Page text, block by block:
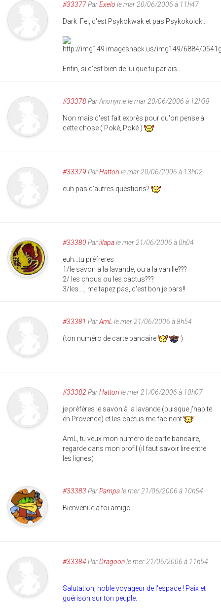
#33377ParExelo le mar 20/06/2006 à 11h47
Dark_Fei, c'est Psykokwak et pas Psykokoick...
Enfin, si c'est bien de lui que tu parlais...
#33378ParAnonymele mar 20/06/2006 à 12h38
Non mais c'est fait exprès pour qu'on pense à
cette chose ( Poké, Poké )
#33379 ParHattorile mar 20/06/2006 à 13h02
euh pas d'autres questions?
#33380 Parillapale mer 21/06/2006 à 0h04
euh...tu préfreres
1/le savon a la lavande, ou a la vanille???
2/ les chous ou les cactus???
3/les...., me tapez pas, c'est bon je pars!!
#33381 ParAmL le mer 21/06/2006 à 8h54
(ton numéro de carte bancaire )
#33382 ParHattorile mer 21/06/2006 à 10h07
je préfères le savon à la lavande (puisque j'habite
en Provence) et les cactus me facinent
AmL, tu veux mon numéro de carte bancaire,
regarde dans mon profil (il faut savoir lire entre
les lignes)
#33383 ParPampale mer 21/06/2006 à 10h54
Bienvenue a toi amigo
#33384 ParDragoonle mer 21/06/2006 à 11h54
Salutation, noble voyageur de l'espace ! Paix et
guérison sur ton peuple.